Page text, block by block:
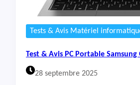
Tests & Avis Matériel
Test & Avis PC Portable Samsung
28 septembre 2025